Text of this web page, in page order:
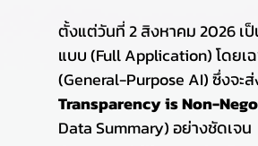
ตั้งแต่วันที่ 2 สิงหาคม 2026 เ
แบบ (Full Application) โดยเ
(General-Purpose AI) ซึ่งจะ
Transparency is Non-
Data Summary) อย่างชัดเจน